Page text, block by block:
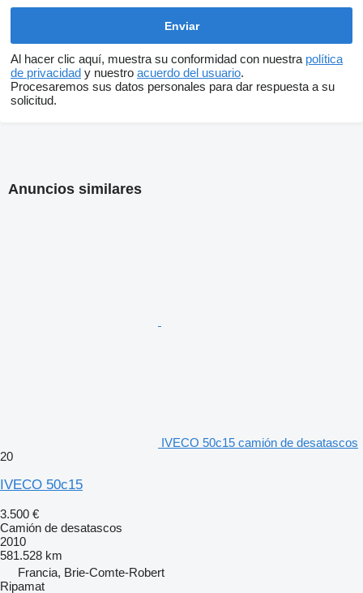
Al hacer clic aquí, muestra su conformidad con nuestra política
de privacidad y nuestro acuerdo del usuario.
Procesaremos sus datos personales para dar respuesta a su
solicitud.
Anuncios similares
IVECO 50c15 camión de desatascos
20
IVECO 50c15
3.500 €
Camión de desatascos
2010
581.528 km
Francia, Brie-Comte-Robert
Ripamat